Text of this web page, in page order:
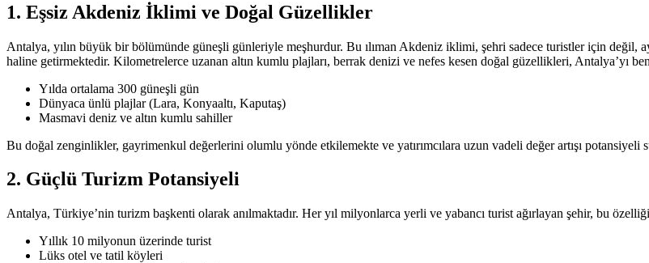
1. Eşsiz Akdeniz İklimi ve Doğal Güzellikler
Antalya, yılın büyük bir bölümünde güneşli günleriyle meşhurdur. Bu ılıman Akdeniz iklimi, şehri sadece turistler için değil,
haline getirmektedir. Kilometrelerce uzanan altın kumlu plajları, berrak denizi ve nefes kesen doğal güzellikleri, Antalya’yı
Yılda ortalama 300 güneşli gün
Dünyaca ünlü plajlar (Lara, Konyaaltı, Kaputaş)
Masmavi deniz ve altın kumlu sahiller
Bu doğal zenginlikler, gayrimenkul değerlerini olumlu yönde etkilemekte ve yatırımcılara uzun vadeli değer artışı potansiyeli
2. Güçlü Turizm Potansiyeli
Antalya, Türkiye’nin turizm başkenti olarak anılmaktadır. Her yıl milyonlarca yerli ve yabancı turist ağırlayan şehir, bu
Yıllık 10 milyonun üzerinde turist
Lüks otel ve tatil köyleri